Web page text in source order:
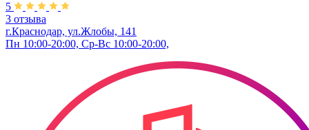
5
3 отзыва
г.Краснодар, ул.Жлобы, 141
Пн 10:00-20:00, Ср-Вс 10:00-20:00,